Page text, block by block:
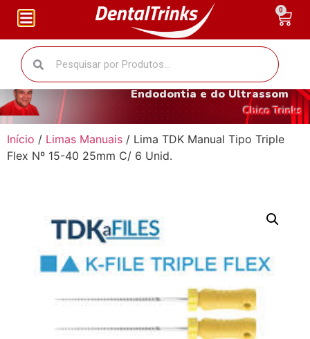
O fantástico mundo da
Endodontia e do Ultrassom
Chico Trinks
Início / Limas Manuais / Lima TDK Manual Tipo Triple
Flex Nº 15-40 25mm C/ 6 Unid.
0